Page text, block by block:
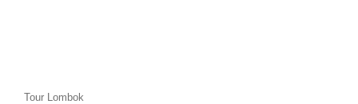
Tour Lombok